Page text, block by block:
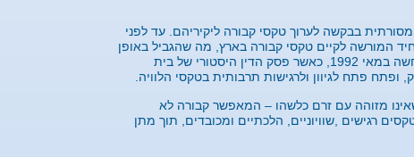
בבקשה לערוך טקסי קבורה ליקיריהם. עד לפני
המורשה לקיים טקסי קבורה בארץ, מה שהגביל באופן
מהותי את חופש הבחירה של המשפחות. נקודת מפנה משמעותית התרחשה במאי 1992, כאשר פסק הדין היסטורי של בית
פתח לגיוון ולרגישות תרבותית בטקסי הלוויה.
מזוהה עם זרם כלשהו – המאפשר קבורה לא
רגישים ,שוויוניים, הלכתיים ומכובדים, תוך מתן